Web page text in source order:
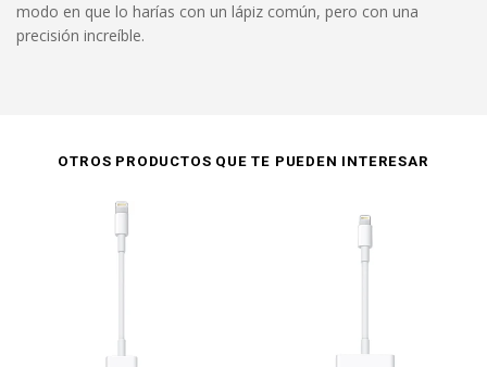
modo en que lo harías con un lápiz común, pero con una
precisión increíble.
OTROS PRODUCTOS QUE TE PUEDEN INTERESAR